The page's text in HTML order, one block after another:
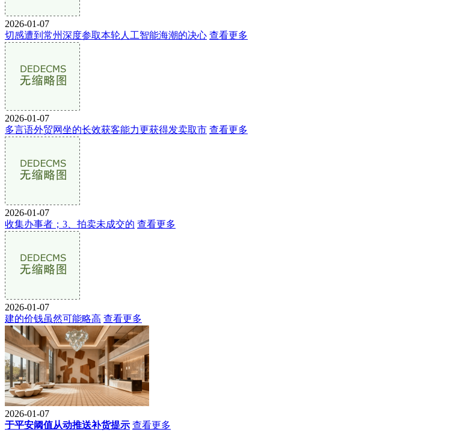
2026-01-07
切感遭到常州深度参取本轮人工智能海潮的决心 查看更多
2026-01-07
多言语外贸网坐的长效获客能力更获得发卖取市 查看更多
2026-01-07
收集办事者；3、拍卖未成交的 查看更多
2026-01-07
建的价钱虽然可能略高 查看更多
2026-01-07
于平安阈值从动推送补货提示 查看更多